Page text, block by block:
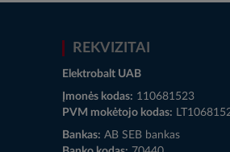
REKVIZITAI
Elektrobalt UAB
Įmonės kodas: 110681523
PVM mokėtojo kodas:
Bankas: AB SEB bankas